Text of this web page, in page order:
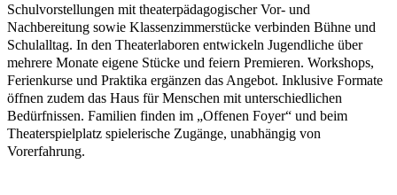
Schulvorstellungen mit theaterpädagogischer Vor- und
Nachbereitung sowie Klassenzimmerstücke verbinden Bühne und
Schulalltag. In den Theaterlaboren entwickeln Jugendliche über
mehrere Monate eigene Stücke und feiern Premieren. Workshops,
Ferienkurse und Praktika ergänzen das Angebot. Inklusive Formate
öffnen zudem das Haus für Menschen mit unterschiedlichen
Bedürfnissen. Familien finden im „Offenen Foyer“ und beim
Theaterspielplatz spielerische Zugänge, unabhängig von
Vorerfahrung.